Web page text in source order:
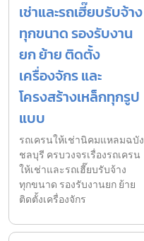
เช่าและรถเฮี๊ยบรับจ้าง
ทุกขนาด รองรับงาน
ยก ย้าย ติดตั้ง
เครื่องจักร และ
โครงสร้างเหล็กทุกรูป
แบบ
รถเครนให้เช่านิคมแหลมฉบัง
ชลบุรี ครบวงจรเรื่องรถเครน
ให้เช่าและรถเฮี๊ยบรับจ้าง
ทุกขนาด รองรับงานยก ย้าย
ติดตั้งเครื่องจักร